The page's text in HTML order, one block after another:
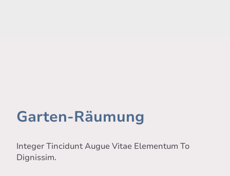
Garten-Räumung
Integer Tincidunt Augue Vitae Elementum To
Dignissim.